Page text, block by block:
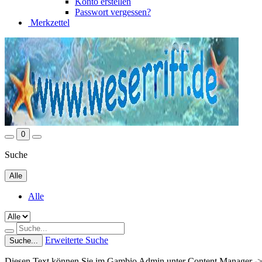
Passwort vergessen?
Merkzettel
0
Suche
Alle
Alle
Suche... Erweiterte Suche